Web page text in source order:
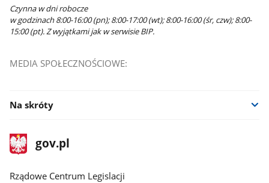
Czynna w dni robocze
w godzinach 8:00-16:00 (pn); 8:00-17:00 (wt); 8:00-16:00 (śr, czw); 8:00-
15:00 (pt). Z wyjątkami jak w serwisie BIP.
MEDIA SPOŁECZNOŚCIOWE:
Na skróty
stopka
gov.plStrona
gov.pl
Rządowe Centrum Legislacji